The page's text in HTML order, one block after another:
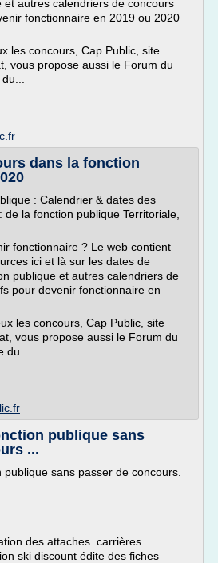
et autres calendriers de concours
fonctionnaire en 2019 ou 2020
les concours, Cap Public, site
vous propose aussi le Forum du
dans la fonction
: Calendrier & dates des
la fonction publique Territoriale,
fonctionnaire ? Le web contient
ici et là sur les dates de
publique et autres calendriers de
pour devenir fonctionnaire en
les concours, Cap Public, site
vous propose aussi le Forum du
publique sans
...
sans passer de concours.
des attaches. carrières
ski discount édite des fiches